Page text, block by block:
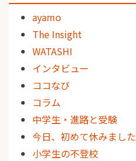
ayamo
The Insight
WATASHI
インタビュー
ココなび
コラム
中学生・進路と受験
今日、初めて休みました
小学生の不登校